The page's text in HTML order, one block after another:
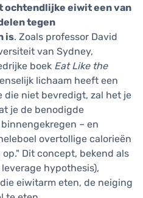
ochtendlijke eiwit een van
tegen
is. Zoals professor David
van Sydney,
boek Eat Like the
lichaam heeft een
die niet bevredigt, zal het je
je de benodigde
– en
overtollige calorieën
Dit concept, bekend als
hypothesis),
eiwitarm eten, de neiging